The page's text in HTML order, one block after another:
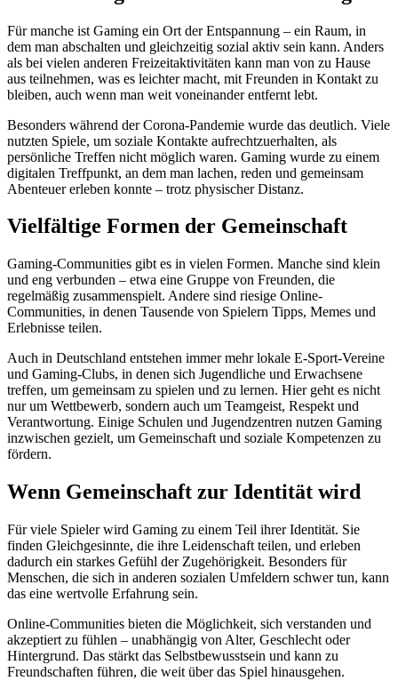
Für manche ist Gaming ein Ort der Entspannung – ein Raum, in
dem man abschalten und gleichzeitig sozial aktiv sein kann. Anders
als bei vielen anderen Freizeitaktivitäten kann man von zu Hause
aus teilnehmen, was es leichter macht, mit Freunden in Kontakt zu
bleiben, auch wenn man weit voneinander entfernt lebt.
Besonders während der Corona-Pandemie wurde das deutlich. Viele
nutzten Spiele, um soziale Kontakte aufrechtzuerhalten, als
persönliche Treffen nicht möglich waren. Gaming wurde zu einem
digitalen Treffpunkt, an dem man lachen, reden und gemeinsam
Abenteuer erleben konnte – trotz physischer Distanz.
Vielfältige Formen der Gemeinschaft
Gaming-Communities gibt es in vielen Formen. Manche sind klein
und eng verbunden – etwa eine Gruppe von Freunden, die
regelmäßig zusammenspielt. Andere sind riesige Online-
Communities, in denen Tausende von Spielern Tipps, Memes und
Erlebnisse teilen.
Auch in Deutschland entstehen immer mehr lokale E-Sport-Vereine
und Gaming-Clubs, in denen sich Jugendliche und Erwachsene
treffen, um gemeinsam zu spielen und zu lernen. Hier geht es nicht
nur um Wettbewerb, sondern auch um Teamgeist, Respekt und
Verantwortung. Einige Schulen und Jugendzentren nutzen Gaming
inzwischen gezielt, um Gemeinschaft und soziale Kompetenzen zu
fördern.
Wenn Gemeinschaft zur Identität wird
Für viele Spieler wird Gaming zu einem Teil ihrer Identität. Sie
finden Gleichgesinnte, die ihre Leidenschaft teilen, und erleben
dadurch ein starkes Gefühl der Zugehörigkeit. Besonders für
Menschen, die sich in anderen sozialen Umfeldern schwer tun, kann
das eine wertvolle Erfahrung sein.
Online-Communities bieten die Möglichkeit, sich verstanden und
akzeptiert zu fühlen – unabhängig von Alter, Geschlecht oder
Hintergrund. Das stärkt das Selbstbewusstsein und kann zu
Freundschaften führen, die weit über das Spiel hinausgehen.